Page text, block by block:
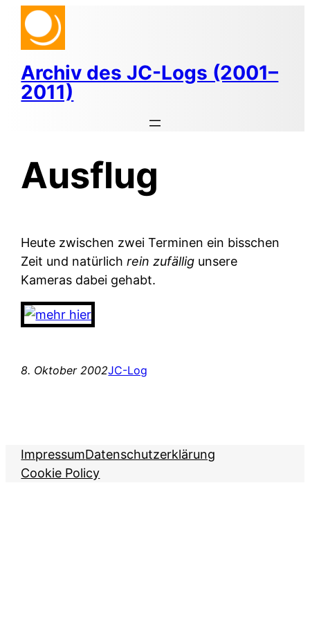
Zum
Inhalt
springen
Archiv des JC-Logs (2001–
2011)
Ausflug
Heute zwischen zwei Terminen ein bisschen
Zeit und natürlichrein zufällig unsere
Kameras dabei gehabt.
8. Oktober 2002JC-Log
ImpressumDatenschutzerklärung
Cookie Policy